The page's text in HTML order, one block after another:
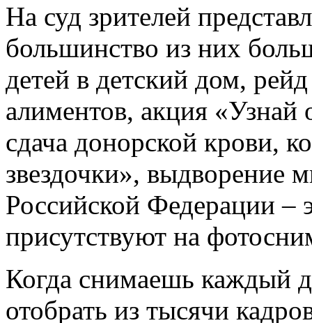
На суд зрителей
большинство из них
детей в детский дом,
алиментов, акция «Узнай
сдача донорской крови,
звездочки», выдворение
Российской Федерации –
присутствуют на
Когда снимаешь каждый
отобрать из тысячи